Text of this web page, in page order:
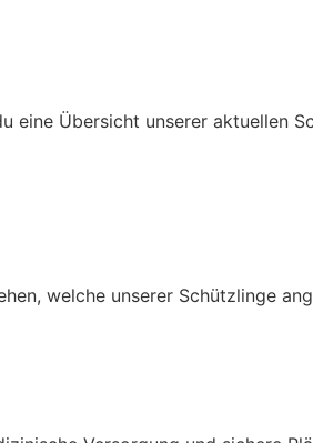
eine Übersicht unserer aktuellen
welche unserer Schützlinge